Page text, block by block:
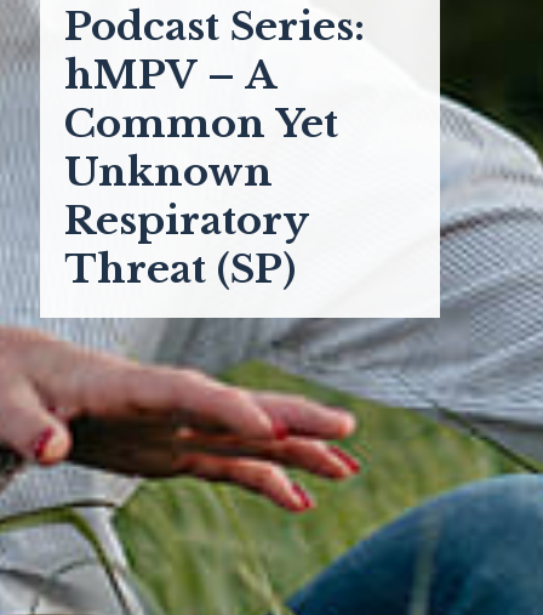
Podcast Series:
hMPV – A
Common Yet
Unknown
Respiratory
Threat (SP)